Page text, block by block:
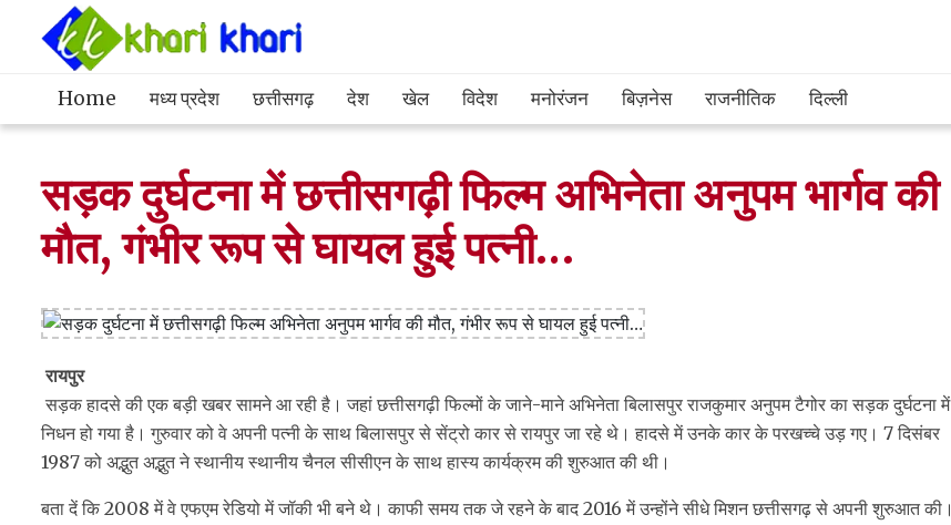
Home मध्य प्रदेश छत्तीसगढ़ देश खेल विदेश मनोरंजन बिज़नेस राजनीतिक दिल्ली
सड़क दुर्घटना में छत्तीसगढ़ी फिल्म अभिनेता अनुपम भार्गव की
मौत, गंभीर रूप से घायल हुई पत्नी…
रायपुर
सड़क हादसे की एक बड़ी खबर सामने आ रही है। जहां छत्तीसगढ़ी फिल्मों के जाने-माने अभिनेता बिलासपुर राजकुमार अनुपम टैगोर का सड़क दुर्घटना में
निधन हो गया है। गुरुवार को वे अपनी पत्नी के साथ बिलासपुर से सेंट्रो कार से रायपुर जा रहे थे। हादसे में उनके कार के परखच्चे उड़ गए। 7 दिसंबर
1987 को अद्भुत अद्भुत ने स्थानीय स्थानीय चैनल सीसीएन के साथ हास्य कार्यक्रम की शुरुआत की थी।
बता दें कि 2008 में वे एफएम रेडियो में जॉकी भी बने थे। काफी समय तक जे रहने के बाद 2016 में उन्होंने सीधे मिशन छत्तीसगढ़ से अपनी शुरुआत की।